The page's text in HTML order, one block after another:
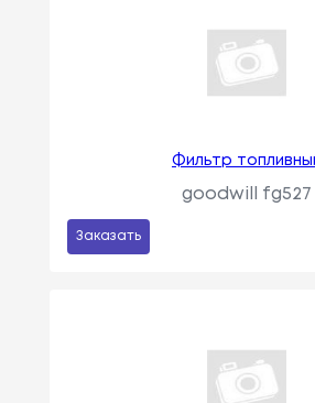
Фильтр
goodwill fg527
Заказать